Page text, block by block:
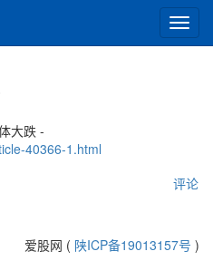
切
换
大跌 -
40366-1.html
评论
爱股网 ( 陕ICP备19013157号 )